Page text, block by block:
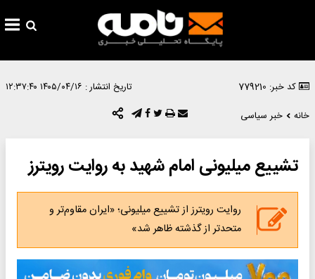
کد خبر: 779210 تاریخ انتشار : ۱۴۰۵/۰۴/۱۶ ۱۲:۳۷:۴۰
خانه
خبر سیاسی
تشییع میلیونی امام شهید به روایت رویترز
روایت رویترز از تشییع میلیونی؛ «ایران مقاوم‌تر و
متحدتر از گذشته ظاهر شد»